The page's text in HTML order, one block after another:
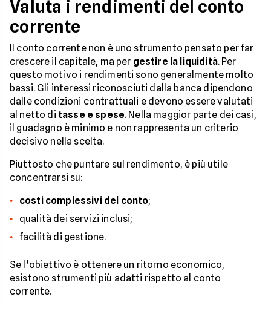
Valuta i rendimenti del conto
corrente
Il conto corrente non è uno strumento pensato per far
crescere il capitale, ma per gestire la liquidità. Per
questo motivo i rendimenti sono generalmente molto
bassi. Gli interessi riconosciuti dalla banca dipendono
dalle condizioni contrattuali e devono essere valutati
al netto di tasse e spese. Nella maggior parte dei casi,
il guadagno è minimo e non rappresenta un criterio
decisivo nella scelta.
Piuttosto che puntare sul rendimento, è più utile
concentrarsi su:
costi complessivi del conto;
qualità dei servizi inclusi;
facilità di gestione.
Se l’obiettivo è ottenere un ritorno economico,
esistono strumenti più adatti rispetto al conto
corrente.